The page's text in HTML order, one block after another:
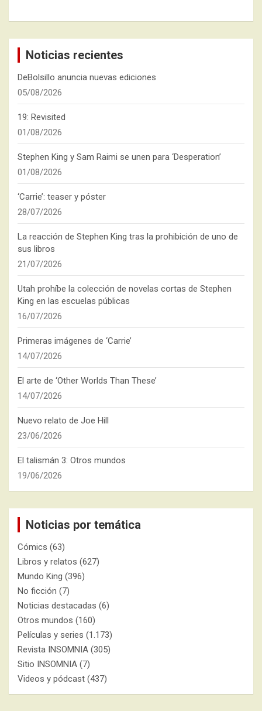
Noticias recientes
DeBolsillo anuncia nuevas ediciones
05/08/2026
19: Revisited
01/08/2026
Stephen King y Sam Raimi se unen para ‘Desperation’
01/08/2026
‘Carrie’: teaser y póster
28/07/2026
La reacción de Stephen King tras la prohibición de uno de
sus libros
21/07/2026
Utah prohíbe la colección de novelas cortas de Stephen
King en las escuelas públicas
16/07/2026
Primeras imágenes de ‘Carrie’
14/07/2026
El arte de ‘Other Worlds Than These’
14/07/2026
Nuevo relato de Joe Hill
23/06/2026
El talismán 3: Otros mundos
19/06/2026
Noticias por temática
Cómics (63)
Libros y relatos (627)
Mundo King (396)
No ficción (7)
Noticias destacadas (6)
Otros mundos (160)
Películas y series (1.173)
Revista INSOMNIA (305)
Sitio INSOMNIA (7)
Videos y pódcast (437)